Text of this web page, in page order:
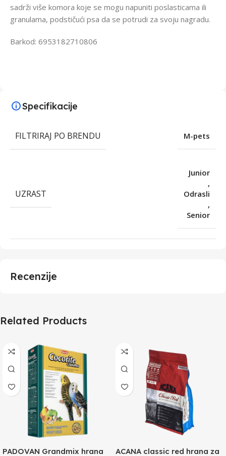
sadrži više komora koje se mogu napuniti poslasticama ili
granulama, podstičući psa da se potrudi za svoju nagradu.
Barkod: 6953182710806
Specifikacije
FILTRIRAJ PO BRENDU M-pets
UZRAST
Junior
,
Odrasli
,
Senior
Recenzije
Related Products
PADOVAN Grandmix hrana
ACANA classic red hrana za